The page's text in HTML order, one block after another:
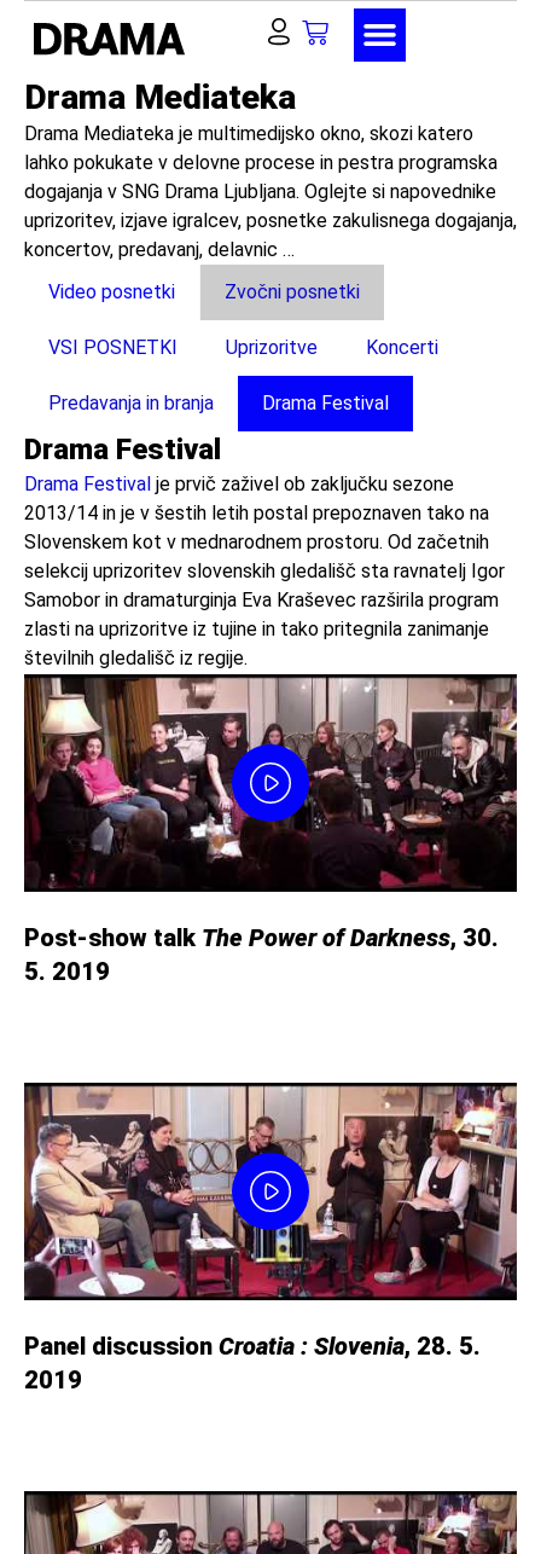
Drama Mediateka
Drama Mediateka je multimedijsko okno, skozi katero
lahko pokukate v delovne procese in pestra programska
dogajanja v SNG Drama Ljubljana. Oglejte si napovednike
uprizoritev, izjave igralcev, posnetke zakulisnega dogajanja,
koncertov, predavanj, delavnic …
Video posnetki
Zvočni posnetki
VSI POSNETKI Uprizoritve Koncerti
Predavanja in branja Drama Festival
Drama Festival
Drama Festival je prvič zaživel ob zaključku sezone
2013/14 in je v šestih letih postal prepoznaven tako na
Slovenskem kot v mednarodnem prostoru. Od začetnih
selekcij uprizoritev slovenskih gledališč sta ravnatelj Igor
Samobor in dramaturginja Eva Kraševec razširila program
zlasti na uprizoritve iz tujine in tako pritegnila zanimanje
številnih gledališč iz regije.
Post-show talk The Power of Darkness, 30.
5. 2019
Panel discussion Croatia : Slovenia, 28. 5.
2019